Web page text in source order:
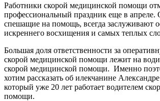
Работники скорой медицинской помощи
профессиональный праздник еще в апреле.
спешащие на помощь, всегда заслуживают
искреннего восхищения и самых теплых
Большая доля ответственности за
скорой медицинской помощи лежит на
скорой медицинской помощи. Именно
хотим рассказать об илекчанине
который уже 20 лет работает водителем
помощи.